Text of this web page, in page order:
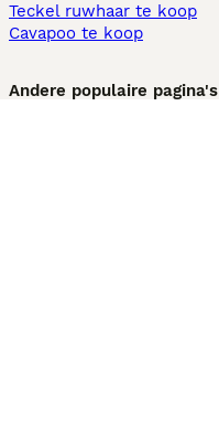
Teckel ruwhaar te koop
Cavapoo te koop
Andere populaire pagina's